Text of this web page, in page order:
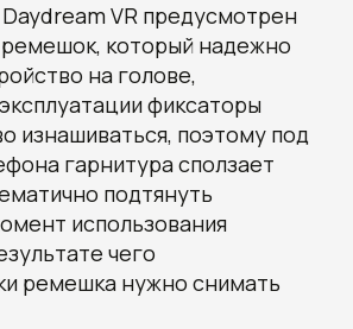
VR предусмотрен
который надежно
на голове,
фиксаторы
изнашиваться, поэтому под
гарнитура сползает
подтянуть
использования
чего
ремешка нужно снимать